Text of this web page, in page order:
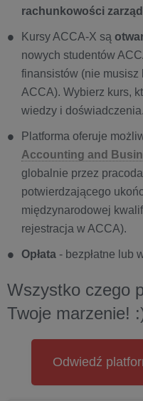
rachunkowości
Kursy ACCA-X są
nowych studentów
finansistów (nie musisz
ACCA). Wybierz kurs,
wiedzy i doświadczenia.
Platforma oferuje
Accounting and
globalnie przez
potwierdzającego
międzynarodowej
rejestracja w ACCA).
Opłata - bezpłatne lub
Wszystko czego
Twoje marzenie!
Odwiedź